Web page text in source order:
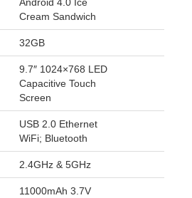
Android 4.0 Ice
Cream Sandwich
32GB
9.7″ 1024×768 LED
Capacitive Touch
Screen
USB 2.0 Ethernet
WiFi; Bluetooth
2.4GHz & 5GHz
11000mAh 3.7V